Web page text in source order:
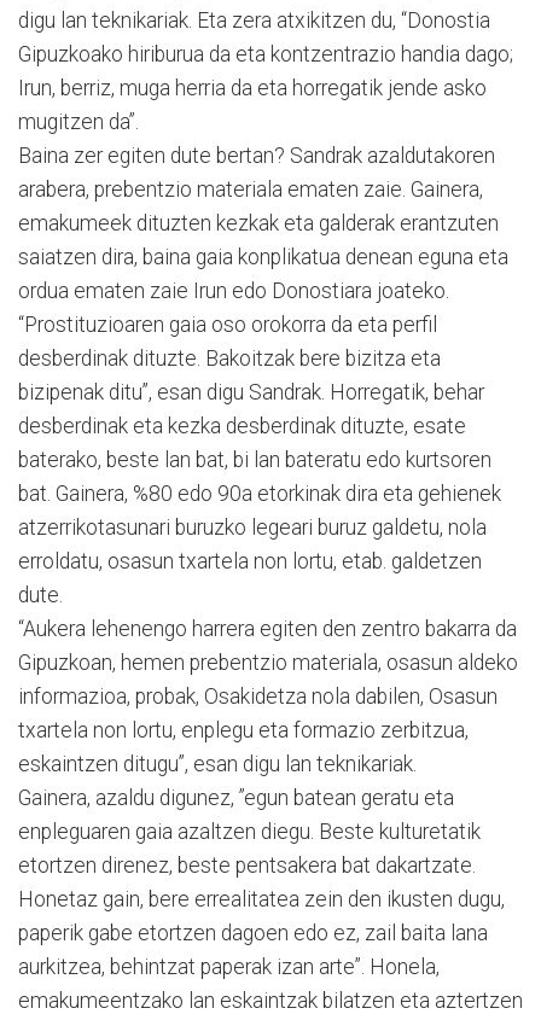
digu lan teknikariak. Eta zera atxikitzen du, “Donostia
Gipuzkoako hiriburua da eta kontzentrazio handia dago;
Irun, berriz, muga herria da eta horregatik jende asko
mugitzen da”.
Baina zer egiten dute bertan? Sandrak azaldutakoren
arabera, prebentzio materiala ematen zaie. Gainera,
emakumeek dituzten kezkak eta galderak erantzuten
saiatzen dira, baina gaia konplikatua denean eguna eta
ordua ematen zaie Irun edo Donostiara joateko.
“Prostituzioaren gaia oso orokorra da eta perfil
desberdinak dituzte. Bakoitzak bere bizitza eta
bizipenak ditu”, esan digu Sandrak. Horregatik, behar
desberdinak eta kezka desberdinak dituzte, esate
baterako, beste lan bat, bi lan bateratu edo kurtsoren
bat. Gainera, %80 edo 90a etorkinak dira eta gehienek
atzerrikotasunari buruzko legeari buruz galdetu, nola
erroldatu, osasun txartela non lortu, etab. galdetzen
dute.
“Aukera lehenengo harrera egiten den zentro bakarra da
Gipuzkoan, hemen prebentzio materiala, osasun aldeko
informazioa, probak, Osakidetza nola dabilen, Osasun
txartela non lortu, enplegu eta formazio zerbitzua,
eskaintzen ditugu”, esan digu lan teknikariak.
Gainera, azaldu digunez, ”egun batean geratu eta
enpleguaren gaia azaltzen diegu. Beste kulturetatik
etortzen direnez, beste pentsakera bat dakartzate.
Honetaz gain, bere errealitatea zein den ikusten dugu,
paperik gabe etortzen dagoen edo ez, zail baita lana
aurkitzea, behintzat paperak izan arte”. Honela,
emakumeentzako lan eskaintzak bilatzen eta aztertzen